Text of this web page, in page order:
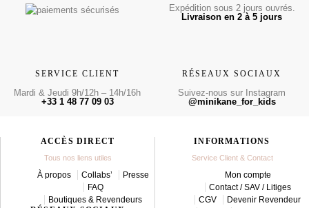
Expédition sous 2 jours ouvrés.
Livraison en 2 à 5 jours
SERVICE CLIENT
Mardi & Jeudi 9h/12h – 14h/16h
+33 1 48 77 09 03
RÉSEAUX SOCIAUX
Suivez-nous sur Instagram
@minikane_for_kids
ACCÈS DIRECT
Tous nos liens utiles
À propos Collabs’
Presse
FAQ
Boutiques & Revendeurs
INFORMATIONS
Service Client & Contact
Mon compte
Contact / SAV / Litiges
CGV
Devenir Revendeur